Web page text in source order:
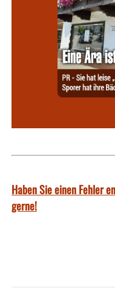
Haben Sie einen Fehler
gerne!